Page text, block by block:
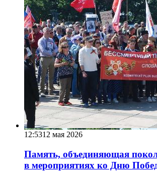
12:5312 мая 2026
Память, объединяющая
в мероприятиях ко Дню